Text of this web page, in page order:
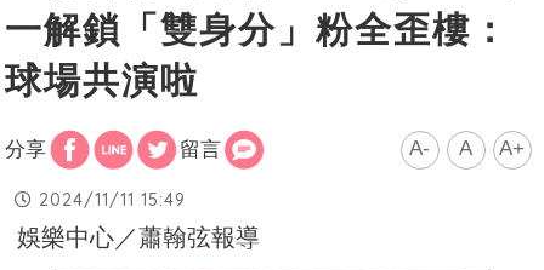
一解鎖「雙身分」粉全歪樓：
球場共演啦
分享 留言 A- A A+
2024/11/11 15:49
娛樂中心／蕭翰弦報導